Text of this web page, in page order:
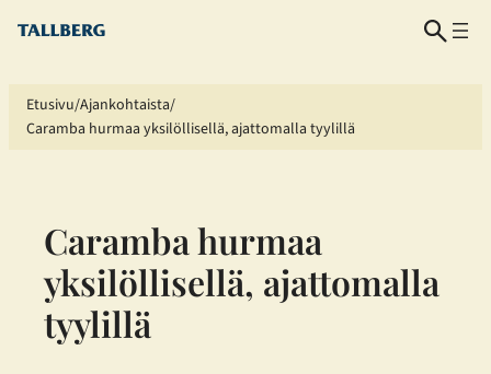
Siirry
Etusivu Ajankohtaista
Caramba hurmaa yksilöllisellä, ajattomalla tyylillä
Caramba hurmaa
yksilöllisellä, ajattomalla
tyylillä